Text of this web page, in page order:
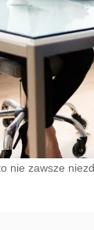
nie zawsze